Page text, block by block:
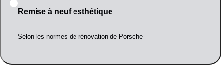
Remise à neuf esthétique
Selon les normes de rénovation de Porsche